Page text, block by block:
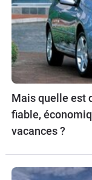
Mais quelle est
fiable,
vacances ?